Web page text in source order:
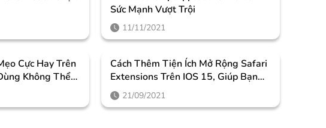
Sức Mạnh Vượt Trội
11/11/2021
Cực Hay Trên
Không Thể
Cách Thêm Tiện Ích Mở Rộng Safari
Extensions Trên IOS 15, Giúp Bạn
Sử Dụng Trình Duyệt Trên IPhone
Thú Vị Hơn
21/09/2021